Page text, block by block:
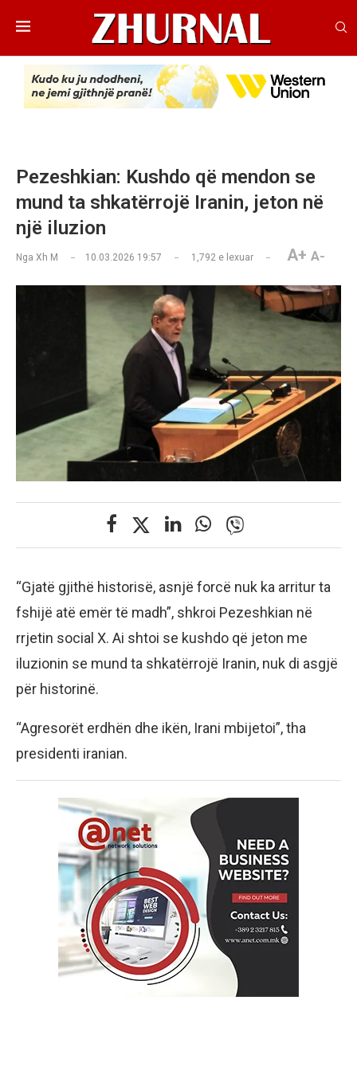
Pezeshkian: Kushdo që mendon se
mund ta shkatërrojë Iranin, jeton në
një iluzion
Nga Xh M 10.03.2026 19:57 1,792 e lexuar A+ A-
“Gjatë gjithë historisë, asnjë forcë nuk ka arritur ta
fshijë atë emër të madh”, shkroi Pezeshkian në
rrjetin social X. Ai shtoi se kushdo që jeton me
iluzionin se mund ta shkatërrojë Iranin, nuk di asgjë
për historinë.
“Agresorët erdhën dhe ikën, Irani mbijetoi”, tha
presidenti iranian.